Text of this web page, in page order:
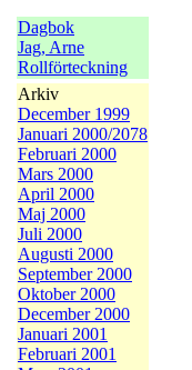
Dagbok
Jag, Arne
Rollförteckning
Arkiv
December 1999
Januari 2000/2078
Februari 2000
Mars 2000
April 2000
Maj 2000
Juli 2000
Augusti 2000
September 2000
Oktober 2000
December 2000
Januari 2001
Februari 2001